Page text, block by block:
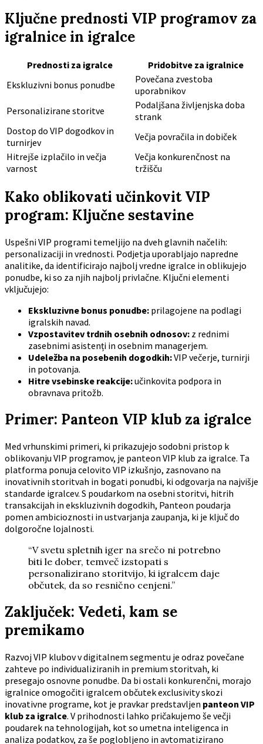
Ključne prednosti VIP programov za
igralnice in igralce
Prednosti za igralce
Pridobitve za igralnice
Ekskluzivni bonus ponudbe
Povečana zvestoba
uporabnikov
Personalizirane storitve
Podaljšana življenjska doba
strank
Dostop do VIP dogodkov in
turnirjev
Večja povračila in dobiček
Hitrejše izplačilo in večja
varnost
Večja konkurenčnost na
tržišču
Kako oblikovati učinkovit VIP
program: Ključne sestavine
Uspešni VIP programi temeljijo na dveh glavnih načelih:
personalizaciji in vrednosti. Podjetja uporabljajo napredne
analitike, da identificirajo najbolj vredne igralce in oblikujejo
ponudbe, ki so za njih najbolj privlačne. Ključni elementi
vključujejo:
Ekskluzivne bonus ponudbe: prilagojene na podlagi
igralskih navad.
Vzpostavitev trdnih osebnih odnosov: z rednimi
zasebnimi asistenți in osebnim managerjem.
Udeležba na posebenih dogodkih:VIP večerje, turnirji
in potovanja.
Hitre vsebinske reakcije:učinkovita podpora in
obravnava pritožb.
Primer: Panteon VIP klub za igralce
Med vrhunskimi primeri, ki prikazujejo sodobni pristop k
oblikovanju VIP programov, je panteon VIP klub za igralce. Ta
platforma ponuja celovito VIP izkušnjo, zasnovano na
inovativnih storitvah in bogati ponudbi, ki odgovarja na najvišje
standarde igralcev. S poudarkom na osebni storitvi, hitrih
transakcijah in ekskluzivnih dogodkih, Panteon poudarja
pomen ambicioznosti in ustvarjanja zaupanja, ki je ključ do
dolgoročne lojalnosti.
“V svetu spletnih iger na srečo ni potrebno
biti le dober, temveč izstopati s
personalizirano storitvijo, ki igralcem daje
občutek, da so resnično cenjeni.”
Zaključek: Vedeti, kam se
premikamo
Razvoj VIP klubov v digitalnem segmentu je odraz povečane
zahteve po individualiziranih in premium storitvah, ki
presegajo osnovne ponudbe. Da bi ostali konkurenčni, morajo
igralnice omogočiti igralcem občutek exclusivity skozi
inovativne programe, kot je pravkar predstavljen panteon VIP
klub za igralce. V prihodnosti lahko pričakujemo še večji
poudarek na tehnologijah, kot so umetna inteligenca in
analiza podatkov, za še poglobljeno in avtomatizirano